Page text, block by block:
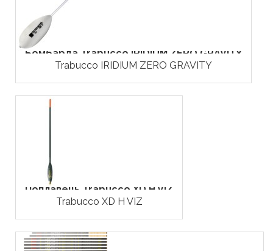
Бомбарда Trabucco IRIDIUM ZERO GRAVITY
Trabucco IRIDIUM ZERO GRAVITY
Поплавець Trabucco XD H VIZ
Trabucco XD H VIZ